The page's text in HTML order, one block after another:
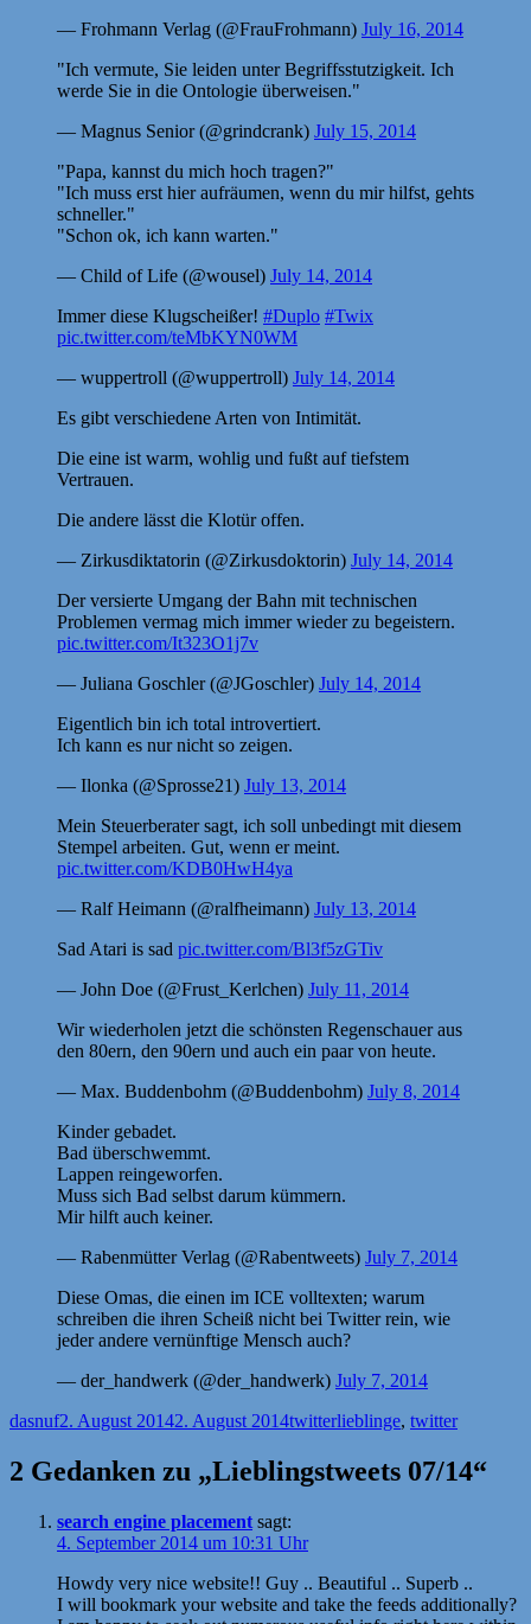
— Frohmann Verlag (@FrauFrohmann) July 16, 2014
"Ich vermute, Sie leiden unter Begriffsstutzigkeit. Ich
werde Sie in die Ontologie überweisen."
— Magnus Senior (@grindcrank) July 15, 2014
"Papa, kannst du mich hoch tragen?"
"Ich muss erst hier aufräumen, wenn du mir hilfst, gehts
schneller."
"Schon ok, ich kann warten."
— Child of Life (@wousel) July 14, 2014
Immer diese Klugscheißer! #Duplo #Twix
pic.twitter.com/teMbKYN0WM
— wuppertroll (@wuppertroll) July 14, 2014
Es gibt verschiedene Arten von Intimität.
Die eine ist warm, wohlig und fußt auf tiefstem
Vertrauen.
Die andere lässt die Klotür offen.
— Zirkusdiktatorin (@Zirkusdoktorin) July 14, 2014
Der versierte Umgang der Bahn mit technischen
Problemen vermag mich immer wieder zu begeistern.
pic.twitter.com/It323O1j7v
— Juliana Goschler (@JGoschler) July 14, 2014
Eigentlich bin ich total introvertiert.
Ich kann es nur nicht so zeigen.
— Ilonka (@Sprosse21) July 13, 2014
Mein Steuerberater sagt, ich soll unbedingt mit diesem
Stempel arbeiten. Gut, wenn er meint.
pic.twitter.com/KDB0HwH4ya
— Ralf Heimann (@ralfheimann) July 13, 2014
Sad Atari is sad pic.twitter.com/Bl3f5zGTiv
— John Doe (@Frust_Kerlchen) July 11, 2014
Wir wiederholen jetzt die schönsten Regenschauer aus
den 80ern, den 90ern und auch ein paar von heute.
— Max. Buddenbohm (@Buddenbohm) July 8, 2014
Kinder gebadet.
Bad überschwemmt.
Lappen reingeworfen.
Muss sich Bad selbst darum kümmern.
Mir hilft auch keiner.
— Rabenmütter Verlag (@Rabentweets) July 7, 2014
Diese Omas, die einen im ICE volltexten; warum
schreiben die ihren Scheiß nicht bei Twitter rein, wie
jeder andere vernünftige Mensch auch?
— der_handwerk (@der_handwerk) July 7, 2014
Autor
dasnufVeröffentlicht
2. August 20142. August 2014Kategorien
twitterSchlagwörter
lieblinge, twitter
2 Gedanken zu „Lieblingstweets 07/14“
search engine placement sagt:
4. September 2014 um 10:31 Uhr
Howdy very nice website!! Guy .. Beautiful .. Superb ..
I will bookmark your website and take the feeds additionally?